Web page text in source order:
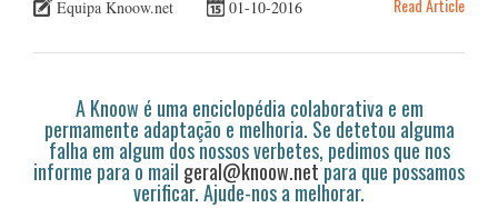
Equipa Knoow.net
01-10-2016 Read Article
A Knoow é uma enciclopédia colaborativa e em
permamente adaptação e melhoria. Se detetou alguma
falha em algum dos nossos verbetes, pedimos que nos
informe para o mail geral@knoow.netpara que possamos
verificar. Ajude-nos a melhorar.